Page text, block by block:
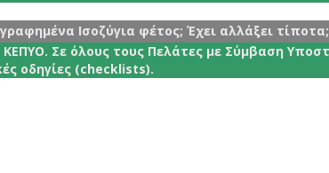
Ισοζύγια φέτος; Έχει αλλάξει τίποτα;
Σε όλους τους Πελάτες με Σύμβαση
οδηγίες (checklists).